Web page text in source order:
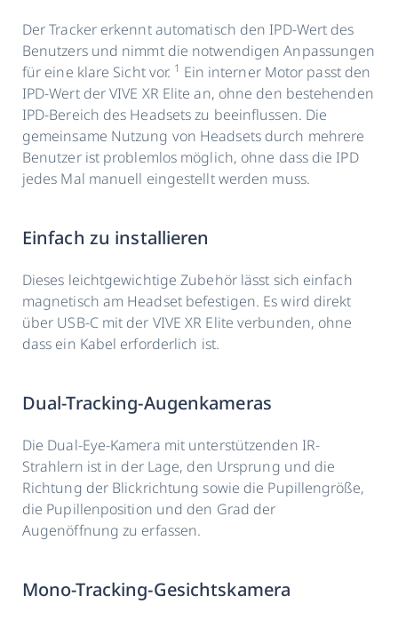
Der Tracker erkennt automatisch den IPD-Wert des
Benutzers und nimmt die notwendigen Anpassungen
für eine klare Sicht vor. 1 Ein interner Motor passt den
IPD-Wert der VIVE XR Elite an, ohne den bestehenden
IPD-Bereich des Headsets zu beeinflussen. Die
gemeinsame Nutzung von Headsets durch mehrere
Benutzer ist problemlos möglich, ohne dass die IPD
jedes Mal manuell eingestellt werden muss.
Einfach zu installieren
Dieses leichtgewichtige Zubehör lässt sich einfach
magnetisch am Headset befestigen. Es wird direkt
über USB-C mit der VIVE XR Elite verbunden, ohne
dass ein Kabel erforderlich ist.
Dual-Tracking-Augenkameras
Die Dual-Eye-Kamera mit unterstützenden IR-
Strahlern ist in der Lage, den Ursprung und die
Richtung der Blickrichtung sowie die Pupillengröße,
die Pupillenposition und den Grad der
Augenöffnung zu erfassen.
Mono-Tracking-Gesichtskamera